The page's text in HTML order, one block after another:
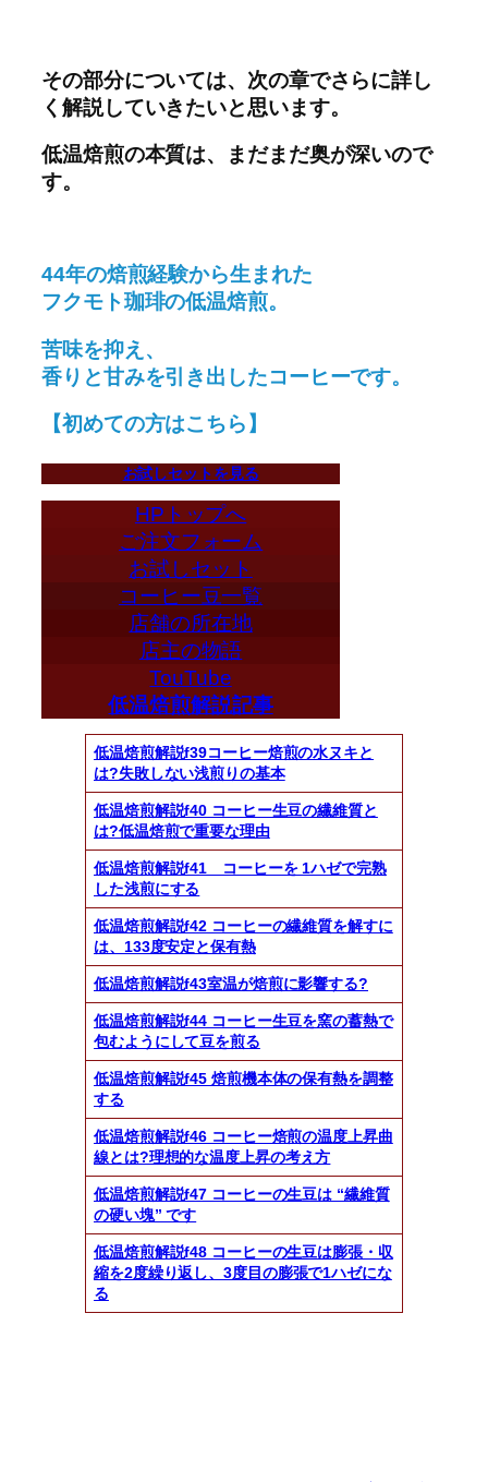
その部分については、次の章でさらに詳し
く解説していきたいと思います。
低温焙煎の本質は、まだまだ奥が深いので
す。
44年の焙煎経験から生まれた
フクモト珈琲の低温焙煎。
苦味を抑え、
香りと甘みを引き出したコーヒーです。
【初めての方はこちら】
お試しセットを見る
HPトップへ
ご注文フォーム
お試しセット
コーヒー豆一覧
店舗の所在地
店主の物語
TouTube
低温焙煎解説記事
低温焙煎解説f39コーヒー焙煎の水ヌキと
は?失敗しない浅煎りの基本
低温焙煎解説f40 コーヒー生豆の繊維質と
は?低温焙煎で重要な理由
低温焙煎解説f41 コーヒーを 1ハゼで完熟
した浅煎にする
低温焙煎解説f42 コーヒーの繊維質を解すに
は、133度安定と保有熱
低温焙煎解説f43室温が焙煎に影響する?
低温焙煎解説f44 コーヒー生豆を窯の蓄熱で
包むようにして豆を煎る
低温焙煎解説f45 焙煎機本体の保有熱を調整
する
低温焙煎解説f46 コーヒー焙煎の温度上昇曲
線とは?理想的な温度上昇の考え方
低温焙煎解説f47 コーヒーの生豆は “繊維質
の硬い塊” です
低温焙煎解説f48 コーヒーの生豆は膨張・収
縮を2度繰り返し、3度目の膨張で1ハゼにな
る